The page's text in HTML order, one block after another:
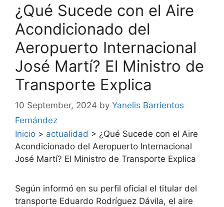
¿Qué Sucede con el Aire
Acondicionado del
Aeropuerto Internacional
José Martí? El Ministro de
Transporte Explica
10 September, 2024 by Yanelis Barrientos
Fernández
Inicio > actualidad > ¿Qué Sucede con el Aire
Acondicionado del Aeropuerto Internacional
José Martí? El Ministro de Transporte Explica
Según informó en su perfil oficial el titular del
transporte Eduardo Rodríguez Dávila, el aire